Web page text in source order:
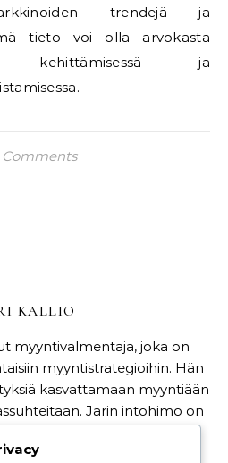
trendejä ja
tieto voi olla arvokasta
kehittämisessä ja
Comments
KALLIO
myyntivalmentaja, joka on
myyntistrategioihin. Hän
kasvattamaan myyntiään
Jarin intohimo on
maailmassa.